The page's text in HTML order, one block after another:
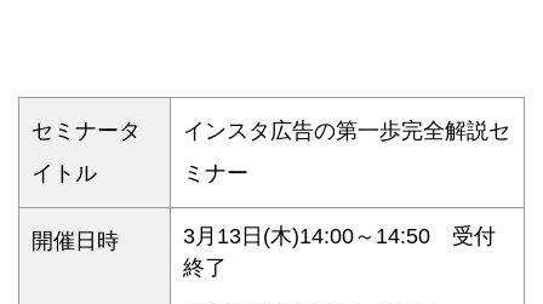
セミナータ
イトル
インスタ広告の第一歩完全解説セ
ミナー
開催日時
3月13日(木)14:00～14:50 受付
終了